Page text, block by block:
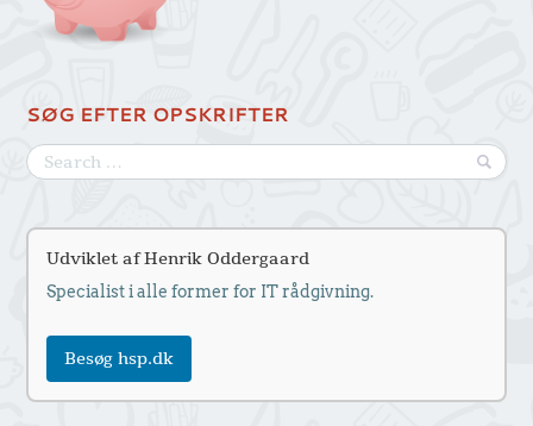
SØG EFTER OPSKRIFTER
Udviklet af Henrik Oddergaard
Specialist i alle former for IT rådgivning.
Besøg hsp.dk